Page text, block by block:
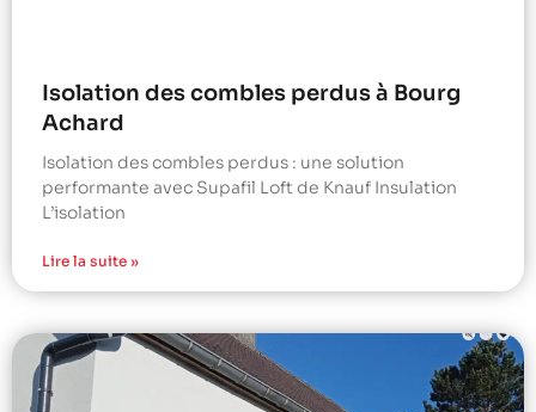
Isolation des combles perdus à Bourg
Achard
Isolation des combles perdus : une solution
performante avec Supafil Loft de Knauf Insulation
L’isolation
Lire la suite »